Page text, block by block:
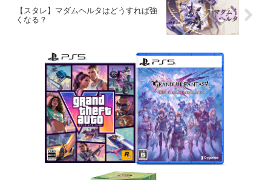
【スタレ】マダムヘルタはどうすれば強
くなる？